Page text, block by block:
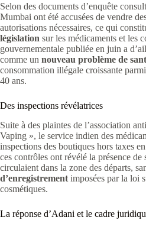
Selon des documents d’enquête
Mumbai ont été accusées de vendre
autorisations nécessaires, ce qui
législation sur les médicaments et les
gouvernementale publiée en juin a
comme un nouveau problème de
consommation illégale croissante
40 ans.
Des inspections révélatrices
Suite à des plaintes de l’association
Vaping », le service indien des
inspections des boutiques hors taxes
ces contrôles ont révélé la présence
circulaient dans la zone des départs,
d’enregistrement imposées par la loi
cosmétiques.
La réponse d’Adani et le cadre